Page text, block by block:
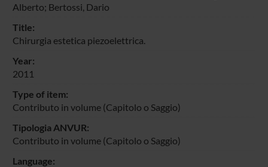
Alberto; Bertossi, Dario
Title:
Chirurgia estetica piezoelettrica.
Year:
2011
Type of item:
Contributo in volume (Capitolo o Saggio)
Tipologia ANVUR:
Contributo in volume (Capitolo o Saggio)
Language: